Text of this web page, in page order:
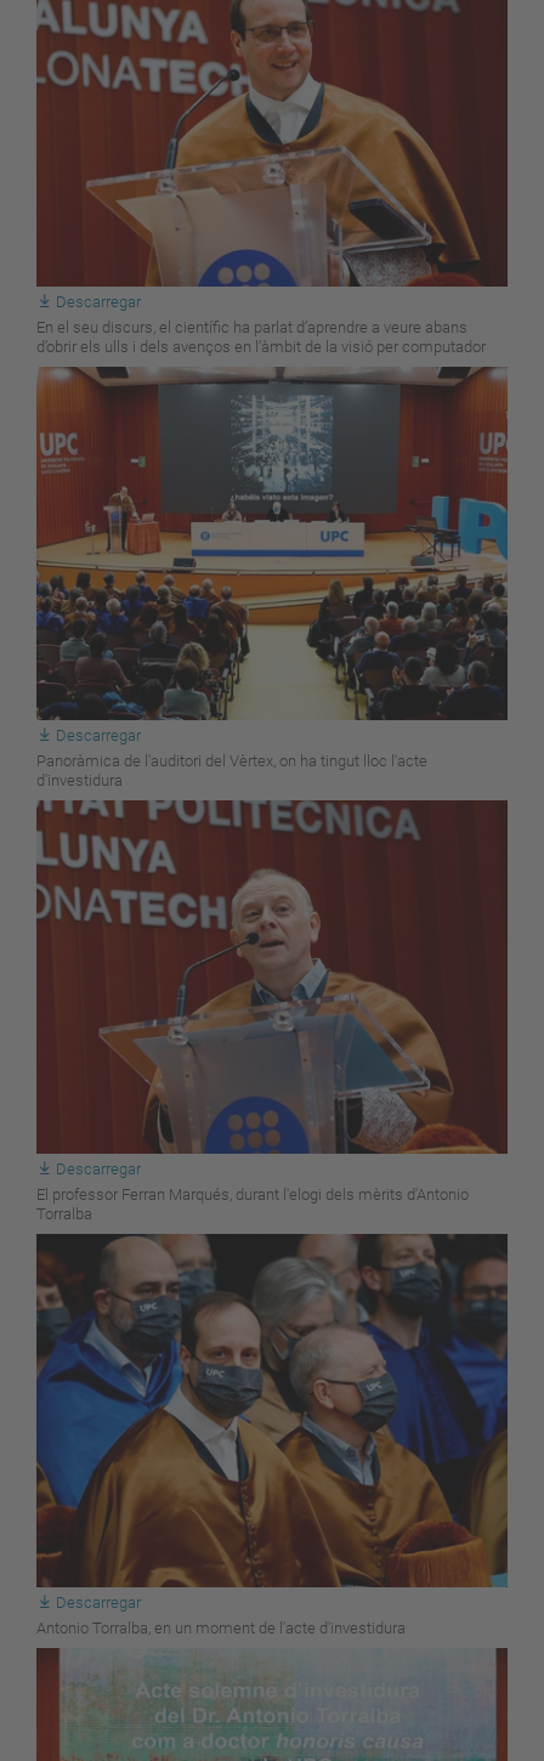
Descarregar
En el seu discurs, el científic ha parlat d’aprendre a veure abans
d’obrir els ulls i dels avenços en l’àmbit de la visió per computador
Descarregar
Panoràmica de l'auditori del Vèrtex, on ha tingut lloc l'acte
d'investidura
Descarregar
El professor Ferran Marqués, durant l'elogi dels mèrits d'Antonio
Torralba
Descarregar
Antonio Torralba, en un moment de l'acte d'investidura